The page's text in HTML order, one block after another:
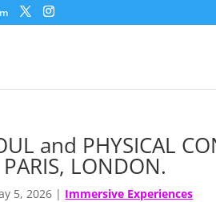
and PHYSICAL
LONDON.
5, 2026 | Immersive Experiences